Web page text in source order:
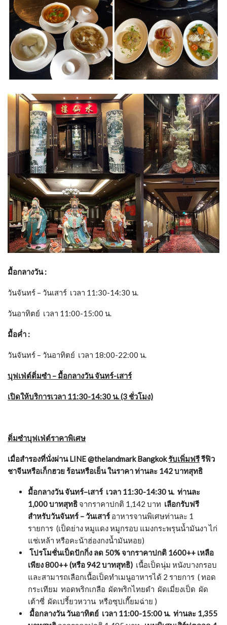
มื้อกลางวัน:
วันจันทร์ – วันเสาร์ เวลา 11:30-14:30 น.
วันอาทิตย์ เวลา 11:00-15:00 น.
มื้อค่ำ :
วันจันทร์ – วันอาทิตย์ เวลา 18:00-22:00 น.
บุฟเฟ่ต์ติ่มซำ – มื้อกลางวัน จันทร์-เสาร์
เปิดให้บริการเวลา 11:30-14:30 น. (3 ชั่วโมง)
ติ่มซำบุฟเฟ่ต์ราคาพิเศษ
เมื่อสำรองที่นั่งผ่านLINE @thelandmark Bangkokรับเพิ่มฟรีรีฟิว
ชาจีนหรือเก็กฮวย ร้อนหรือเย็น ในราคา ท่านละ 142 บาทสุทธิ
มื้อกลางวัน จันทร์–เสาร์ เวลา 11:30-14:30 น. ท่านละ
1,000 บาทสุทธิ จากราคาปกติ 1,142 บาท เลือกรับฟรี
สำหรับวันจันทร์ – วันเสาร์อาหารจานพิเศษท่านละ 1
รายการ (เป็ดย่าง หมูแดง หมูกรอบ แมงกระพรุนน้ำมันงา ไก่
แช่เหล้า หรือคะน้าฮ่องกงน้ำมันหอย)
โปรโมชั่นเป็ดปักกิ่ง ลด 50%จากราคาปกติ 1600++ เหลือ
เพียง 800++ (หรือ 942 บาทสุทธิ) เนื้อเป็ดนุ่ม หนังบางกรอบ
และสามารถเลือกเนื้อเป็ดทำเมนูอาหารได้ 2 รายการ ( ทอด
กระเทียม ทอดพริกเกลือ ผัดพริกไทยดำ ผัดเมี่ยงเป็ด ผัด
เต้าซี่ ผัดเปรี้ยวหวาน หรือซุปเกี๊ยมฉ่าย )
มื้อกลางวัน วันอาทิตย์ เวลา 11:00-15:00 น. ท่านละ 1,355